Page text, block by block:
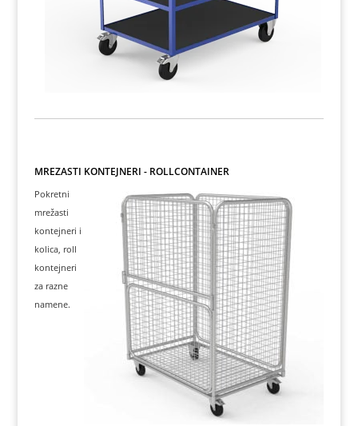
MREŽASTI KONTEJNERI - ROLLCONTAINER
Pokretni
mrežasti
kontejneri i
kolica, roll
kontejneri
za razne
namene.